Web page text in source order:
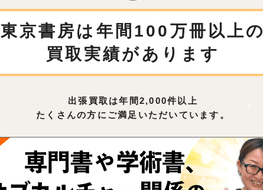
東京書房は年間100万冊以上の
買取実績があります
出張買取は年間2,000件以上
たくさんの方にご満足いただいています。